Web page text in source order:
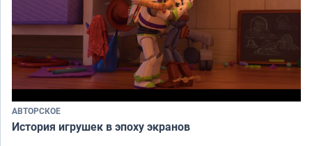
АВТОРСКОЕ
История игрушек в эпоху экранов